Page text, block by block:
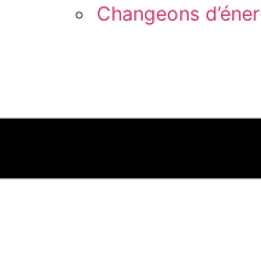
Changeons